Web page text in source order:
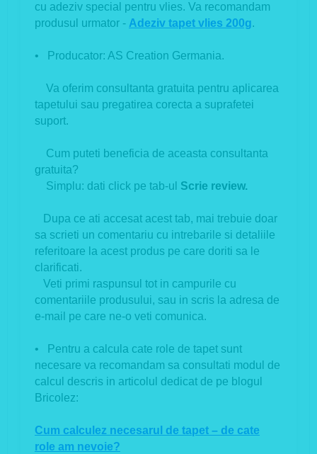
cu adeziv special pentru vlies. Va recomandam
produsul urmator - Adeziv tapet vlies 200g.
• Producator: AS Creation Germania.
Va oferim consultanta gratuita pentru aplicarea
tapetului sau pregatirea corecta a suprafetei
suport.
Cum puteti beneficia de aceasta consultanta
gratuita?
Simplu: dati click pe tab-ul Scrie review.
Dupa ce ati accesat acest tab, mai trebuie doar
sa scrieti un comentariu cu intrebarile si detaliile
referitoare la acest produs pe care doriti sa le
clarificati.
Veti primi raspunsul tot in campurile cu
comentariile produsului, sau in scris la adresa de
e-mail pe care ne-o veti comunica.
• Pentru a calcula cate role de tapet sunt
necesare va recomandam sa consultati modul de
calcul descris in articolul dedicat de pe blogul
Bricolez:
Cum calculez necesarul de tapet – de cate
role am nevoie?